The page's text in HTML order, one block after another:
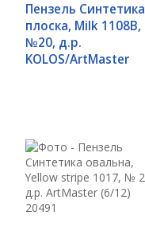
Пензель Синтетика
плоска, Milk 1108B,
№20, д.р.
KOLOS/ArtMaster